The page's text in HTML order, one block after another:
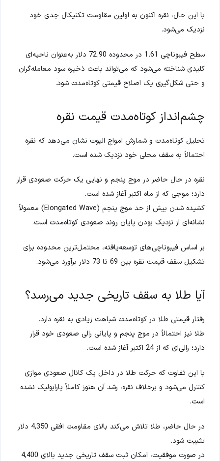
با این حال، نقره اکنون به اولین مقاومت تکنیکال جدی خود
نزدیک می‌شود.
سطح فیبوناچی 1.61 در محدوده 72.90 دلار به‌عنوان ناحیه‌ای
کلیدی شناخته می‌شود که می‌تواند باعث ذخیره سود معامله‌گران
و حتی شکل‌گیری یک اصلاح قیمتی کوتاه‌مدت شود.
چشم‌انداز کوتاه‌مدت قیمت نقره
تحلیل کوتاه‌مدت و شمارش امواج الیوت نشان می‌دهد که نقره
احتمالاً به سقف محلی خود نزدیک شده است.
نقره در حال حاضر در موج پنجم و نهایی یک حرکت صعودی قرار
دارد؛ موجی که از ماه اکتبر آغاز شده است.
کشیده شدن بیش از حد موج پنجم (Elongated Wave) معمولاً
نشانه‌ای از نزدیک بودن پایان روند صعودی کوتاه‌مدت است.
بر اساس فیبوناچی‌های توسعه‌یافته، محتمل‌ترین محدوده برای
تشکیل سقف قیمت نقره بین 69 تا 73 دلار برآورد می‌شود.
آیا طلا به سقف تاریخی جدید می‌رسد؟
رفتار قیمتی طلا در کوتاه‌مدت شباهت زیادی به نقره دارد.
طلا نیز احتمالاً در موج پنجم و پایانی رالی صعودی خود قرار
دارد؛ رالی‌ای که از 24 اکتبر آغاز شده است.
با این تفاوت که حرکت طلا در داخل یک کانال صعودی موازی
کنترل می‌شود و برخلاف نقره، رشد آن هنوز کاملاً پارابولیک نشده
است.
در حال حاضر، طلا تلاش می‌کند بالای مقاومت افقی 4,350 دلار
تثبیت شود.
در صورت موفقیت، امکان ثبت سقف تاریخی جدید بالای 4,400